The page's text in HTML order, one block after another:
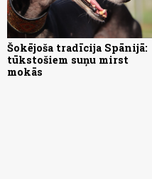
Šokējoša tradīcija Spānijā:
tūkstošiem suņu mirst
mokās